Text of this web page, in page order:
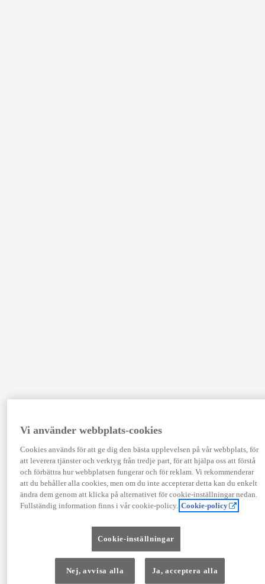
Vi använder webbplats-cookies
Cookies används för att ge dig den bästa upplevelsen på vår webbplats, för
att leverera tjänster och verktyg från tredje part, för att hjälpa oss att förstå
och förbättra hur webbplatsen fungerar och för reklam. Vi rekommenderar
att du behåller alla cookies, men om du inte accepterar detta kan du enkelt
ändra dem genom att klicka på alternativet för cookie-inställningar nedan.
Fullständig information finns i vår cookie-policy. Cookie-policy
Cookie-inställningar
Nej, avvisa alla Ja, acceptera alla